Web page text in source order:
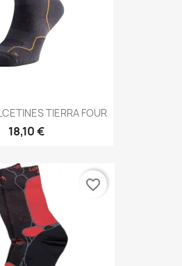
TIERRA FOUR
18,10 €
favorite_border